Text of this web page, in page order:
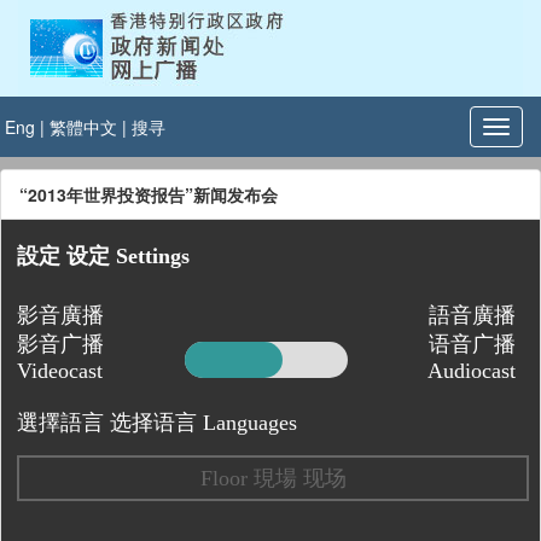
Eng | 繁體中文 | 搜寻
“2013年世界投资报告”新闻发布会